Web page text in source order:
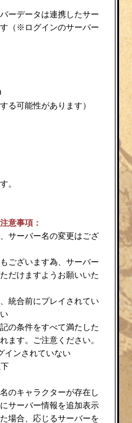
ーデータは連携したサー
（※ログインのサーバー
る可能性があります）
。
意事項：
サーバー名の変更はござ
ございます為、サーバー
だけますようお願いいた
統合前にプレイされてい
の条件をすべて満たした
ます。ご注意ください。
インされていない
のキャラクターが存在し
サーバー情報を追加表示
場合、応じるサーバーを